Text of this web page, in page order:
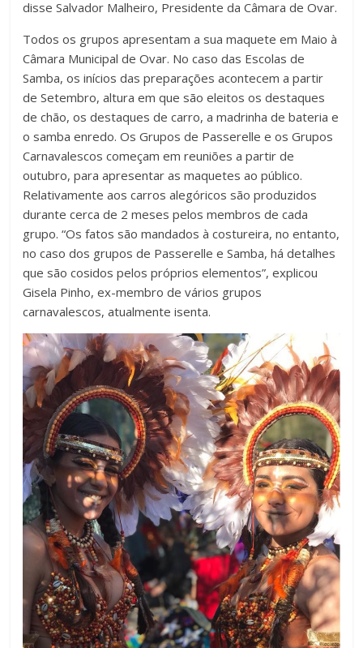
disse Salvador Malheiro, Presidente da Câmara de Ovar.
Todos os grupos apresentam a sua maquete em Maio à
Câmara Municipal de Ovar. No caso das Escolas de
Samba, os inícios das preparações acontecem a partir
de Setembro, altura em que são eleitos os destaques
de chão, os destaques de carro, a madrinha de bateria e
o samba enredo. Os Grupos de Passerelle e os Grupos
Carnavalescos começam em reuniões a partir de
outubro, para apresentar as maquetes ao público.
Relativamente aos carros alegóricos são produzidos
durante cerca de 2 meses pelos membros de cada
grupo. “Os fatos são mandados à costureira, no entanto,
no caso dos grupos de Passerelle e Samba, há detalhes
que são cosidos pelos próprios elementos”, explicou
Gisela Pinho, ex-membro de vários grupos
carnavalescos, atualmente isenta.